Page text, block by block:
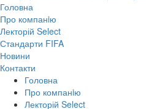
Головна
Про компанiю
Лекторій Select
Стандарти FIFA
Новини
Контакти
Головна
Про компанiю
Лекторій Select